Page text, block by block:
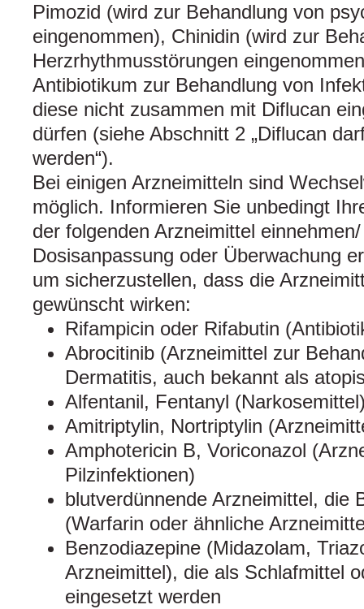
Pimozid (wird zur Behandlung von
eingenommen), Chinidin (wird zur
Herzrhythmusstörungen
Antibiotikum zur Behandlung von
diese nicht zusammen mit Diflucan
dürfen (siehe Abschnitt 2 „Diflucan
werden“).
Bei einigen Arzneimitteln sind
möglich. Informieren Sie unbedingt
der folgenden Arzneimittel
Dosisanpassung oder Überwachung
um sicherzustellen, dass die
gewünscht wirken:
Rifampicin oder Rifabutin
Abrocitinib (Arzneimittel zur
Dermatitis, auch bekannt als
Alfentanil, Fentanyl
Amitriptylin, Nortriptylin
Amphotericin B, Voriconazol
Pilzinfektionen)
blutverdünnende Arzneimittel, die
(Warfarin oder ähnliche
Benzodiazepine (Midazolam,
Arzneimittel), die als Schlafmittel
eingesetzt werden